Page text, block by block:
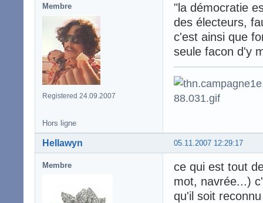
Membre
Registered 24.09.2007
"la démocratie
des électeurs,
c'est ainsi que
seule facon d'y
Hors ligne
05.11.2007 12:29:17
Hellawyn
Membre
ce qui est tout
mot, navrée...)
qu'il soit